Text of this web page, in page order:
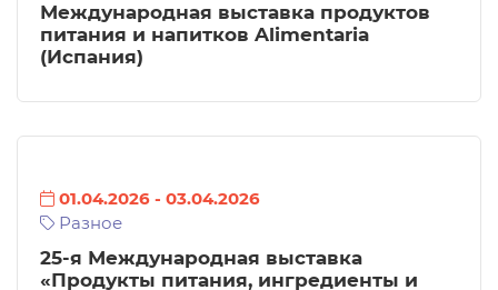
Международная выставка продуктов
питания и напитков Alimentaria
(Испания)
01.04.2026 - 03.04.2026
Разное
25-я Международная выставка
«Продукты питания, ингредиенты и